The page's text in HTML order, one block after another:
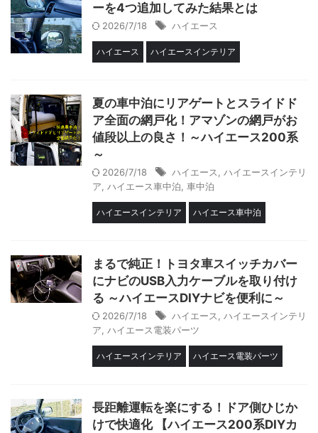
ーを4つ追加してみた結果とは
2026/7/18 ハイエース
ハイエース ハイエースインテリア
夏の車中泊にリアゲートとスライドド
ア全面の網戸化！アマゾンの網戸がお
値段以上の良さ！～ハイエース200系
～
2026/7/18 ハイエース, ハイエースインテリ
ア, ハイエース車中泊, 車中泊
ハイエースインテリア ハイエース車中泊
まるで純正！トヨタ車スイッチカバー
にナビのUSB入力ケーブルを取り付け
る ～ハイエースDIYナビを便利に～
2026/7/18 ハイエース, ハイエースインテリ
ア, ハイエース電装パーツ
ハイエースインテリア ハイエース電装パーツ
長距離運転を楽にする！ドア側ひじか
けで快適化 【ハイエース200系DIYカ